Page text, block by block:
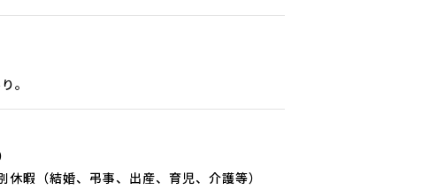
。
暇（結婚、弔事、出産、育児、介護等）